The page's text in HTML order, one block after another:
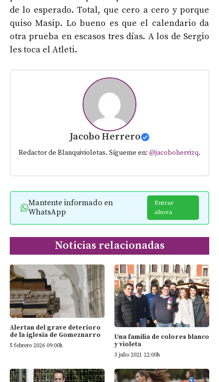
de lo esperado. Total, que cero a cero y porque
quiso Masip. Lo bueno es que el calendario da
otra prueba en escasos tres días. A los de Sergio
les toca el Atleti.
Jacobo Herrero
Redactor de Blanquivioletas. Sígueme en: @jacoboherrizq.
Mantente informado en
WhatsApp
Entrar
ahora
Noticias relacionadas
Alertan del grave deterioro
de la iglesia de Gomeznarro
5 febrero 2026 09:00h
Una familia de colores blanco
y violeta
3 julio 2021 22:00h